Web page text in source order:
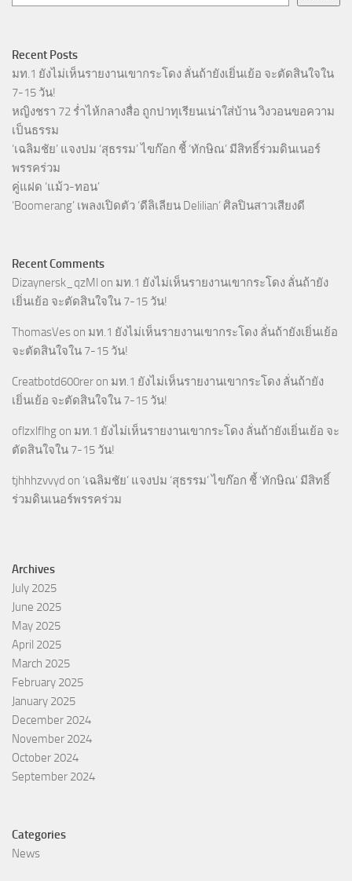
Recent Posts
มท.1 ยังไม่เห็นรายงานเขากระโดง ลั่นถ้ายังเยิ่นเย้อ จะตัดสินใจใน
7-15 วัน!
หญิงชรา 72 ร่ำไห้กลางสื่อ ถูกปาทุเรียนเน่าใส่บ้าน วิงวอนขอความ
เป็นธรรม
‘เฉลิมชัย’ แจงปม ‘สุธรรม’ ไขก๊อก ชี้ ‘ทักษิณ’ มีสิทธิ์ร่วมดินเนอร์
พรรคร่วม
คู่แฝด ‘แม้ว-ทอน’
‘Boomerang’ เพลงเปิดตัว ‘ดีลิเลียน Delilian’ ศิลปินสาวเสียงดี
Recent Comments
Dizaynersk_qzMl on มท.1 ยังไม่เห็นรายงานเขากระโดง ลั่นถ้ายัง
เยิ่นเย้อ จะตัดสินใจใน 7-15 วัน!
ThomasVes on มท.1 ยังไม่เห็นรายงานเขากระโดง ลั่นถ้ายังเยิ่นเย้อ
จะตัดสินใจใน 7-15 วัน!
Creatbotd600rer on มท.1 ยังไม่เห็นรายงานเขากระโดง ลั่นถ้ายัง
เยิ่นเย้อ จะตัดสินใจใน 7-15 วัน!
oflzxlflhg on มท.1 ยังไม่เห็นรายงานเขากระโดง ลั่นถ้ายังเยิ่นเย้อ จะ
ตัดสินใจใน 7-15 วัน!
tjhhhzvvyd on ‘เฉลิมชัย’ แจงปม ‘สุธรรม’ ไขก๊อก ชี้ ‘ทักษิณ’ มีสิทธิ์
ร่วมดินเนอร์พรรคร่วม
Archives
July 2025
June 2025
May 2025
April 2025
March 2025
February 2025
January 2025
December 2024
November 2024
October 2024
September 2024
Categories
News